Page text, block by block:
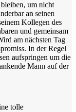
um nicht
an seinen
Kollegen des
und gemeinsam
am nächsten Tag
In der Regel
aufspringen um die
Mann auf der
tolle